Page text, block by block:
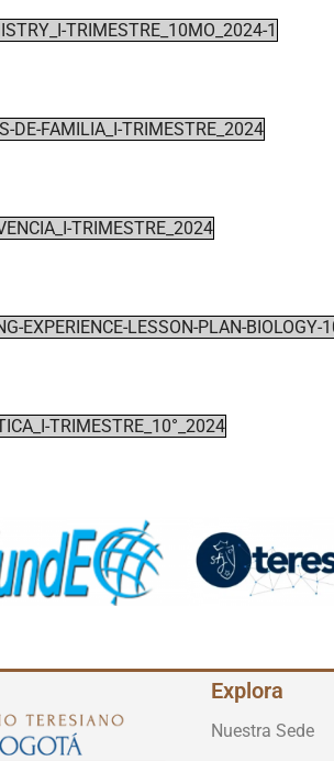
TRIMESTRE_10MO_2024-1
DE-FAMILIA_I-TRIMESTRE_2024
TRIMESTRE_2024
EXPERIENCE-LESSON-PLAN-BIOLOGY-
TRIMESTRE_10°_2024
Explora
Nuestra Sede